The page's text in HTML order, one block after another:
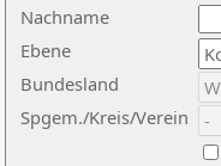
Nachname
Ebene
Bundesland
Spgem./Kreis/Verein